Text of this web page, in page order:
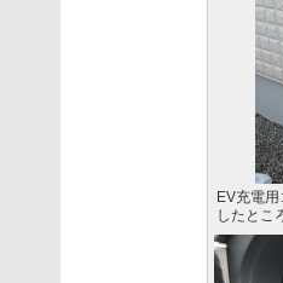
EV充電
したとこ